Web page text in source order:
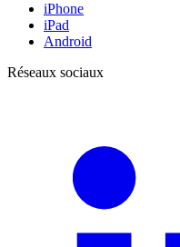
iPhone
iPad
Android
Réseaux sociaux